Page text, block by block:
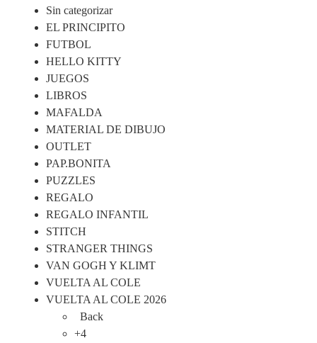
Sin categorizar
EL PRINCIPITO
FUTBOL
HELLO KITTY
JUEGOS
LIBROS
MAFALDA
MATERIAL DE DIBUJO
OUTLET
PAP.BONITA
PUZZLES
REGALO
REGALO INFANTIL
STITCH
STRANGER THINGS
VAN GOGH Y KLIMT
VUELTA AL COLE
VUELTA AL COLE 2026
Back
+4